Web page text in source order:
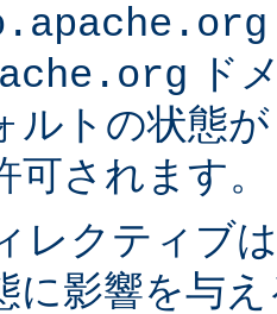
ド
ルトの状態
可されます。
レクティブ
に影響を与